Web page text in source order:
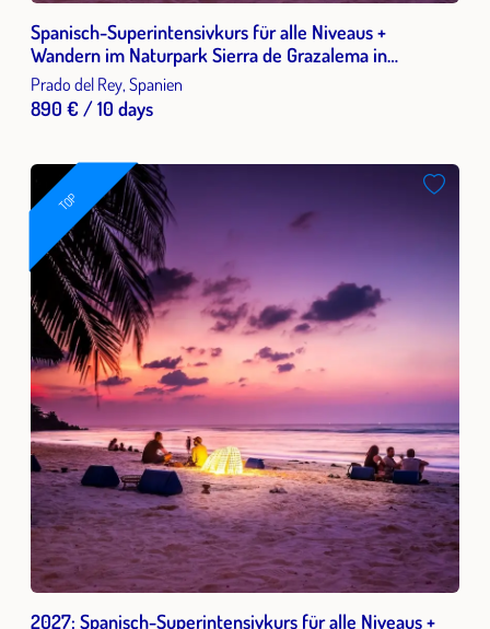
Spanisch-Superintensivkurs für alle Niveaus +
Wandern im Naturpark Sierra de Grazalema in
Andalusien 2 Wochen 2026
Prado del Rey, Spanien
890 € / 10 days
TOP
2027: Spanisch-Superintensivkurs für alle Niveaus +